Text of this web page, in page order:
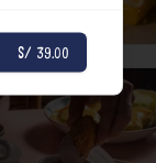
S/ 39.00